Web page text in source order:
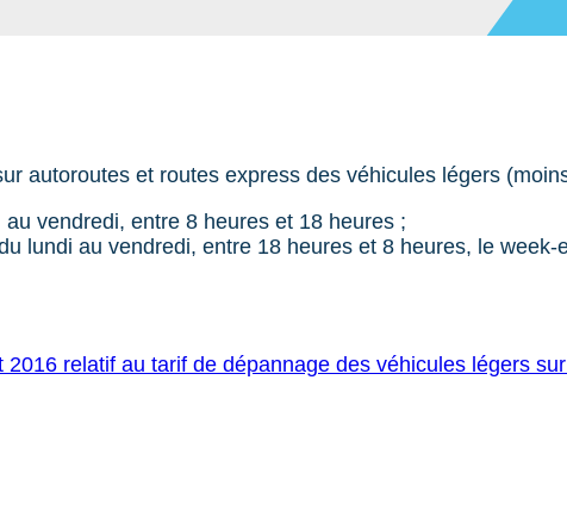
autoroutes et routes express des véhicules légers
vendredi, entre 8 heures et 18 heures ;
lundi au vendredi, entre 18 heures et 8 heures, le week-
relatif au tarif de dépannage des véhicules légers